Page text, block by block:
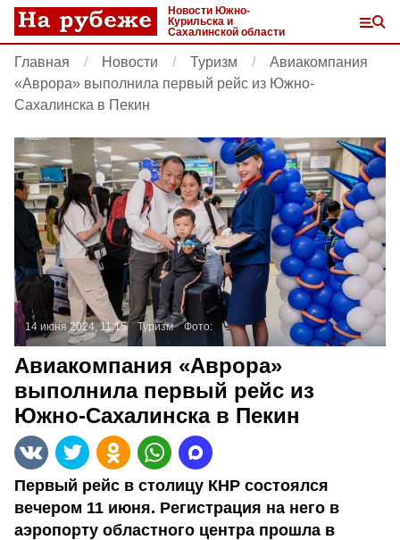
Новости Южно-
Курильска и
Сахалинской области
Главная Новости Туризм
Авиакомпания
«Аврора» выполнила первый рейс из Южно-
Сахалинска в Пекин
14 июня 2024, 11:15 Туризм Фото:
Авиакомпания «Аврора»
выполнила первый рейс из
Южно-Сахалинска в Пекин
Первый рейс в столицу КНР состоялся
вечером 11 июня. Регистрация на него в
аэропорту областного центра прошла в